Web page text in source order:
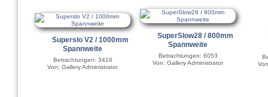
Superslo V2 / 1000mm
Spannweite
Betrachtungen: 3416
Von: Gallery Administrator
SuperSlow28 / 800mm
Spannweite
Betrachtungen: 6053
Von: Gallery Administrator